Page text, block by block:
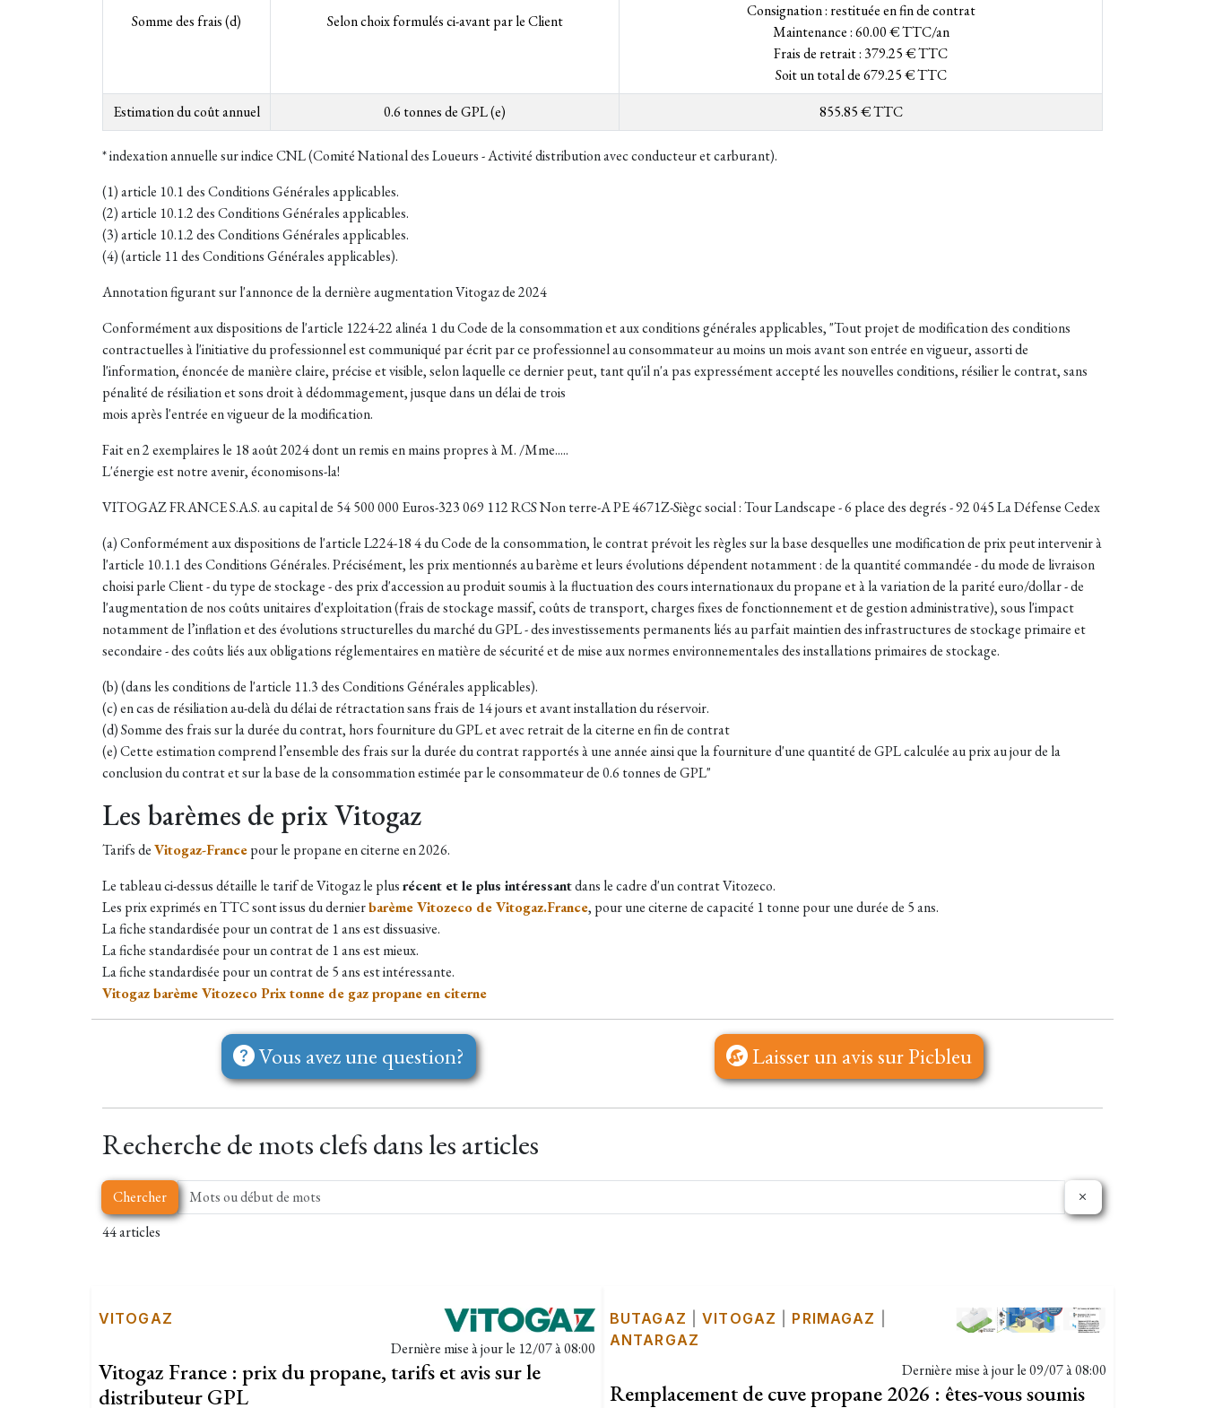
Somme des frais (d) Selon choix formulés ci-avant par le Client
Consignation : restituée en fin de contrat
Maintenance : 60.00 € TTC/an
Frais de retrait : 379.25 € TTC
Soit un total de 679.25 € TTC
Estimation du coût annuel
0.6 tonnes de GPL (e) 855.85 € TTC
* indexation annuelle sur indice CNL (Comité National des Loueurs - Activité distribution avec conducteur et carburant).
(1) article 10.1 des Conditions Générales applicables.
(2) article 10.1.2 des Conditions Générales applicables.
(3) article 10.1.2 des Conditions Générales applicables.
(4) (article 11 des Conditions Générales applicables).
Annotation figurant sur l'annonce de la dernière augmentation Vitogaz de 2024
Conformément aux dispositions de l'article 1224-22 alinéa 1 du Code de la consommation et aux conditions générales applicables, "Tout projet de modification des conditions
contractuelles à l'initiative du professionnel est communiqué par écrit par ce professionnel au consommateur au moins un mois avant son entrée en vigueur, assorti de
l'information, énoncée de manière claire, précise et visible, selon laquelle ce dernier peut, tant qu'il n'a pas expressément accepté les nouvelles conditions, résilier le contrat, sans
pénalité de résiliation et sons droit à dédommagement, jusque dans un délai de trois
mois après l'entrée en vigueur de la modification.
Fait en 2 exemplaires le 18 août 2024 dont un remis en mains propres à M. /Mme.....
L'énergie est notre avenir, économisons-la!
VITOGAZ FRANCE S.A.S. au capital de 54 500 000 Euros-323 069 112 RCS Non terre-A PE 4671Z-Siègc social : Tour Landscape - 6 place des degrés - 92 045 La Défense Cedex
(a) Conformément aux dispositions de l'article L224-18 4 du Code de la consommation, le contrat prévoit les règles sur la base desquelles une modification de prix peut intervenir à
l'article 10.1.1 des Conditions Générales. Précisément, les prix mentionnés au barème et leurs évolutions dépendent notamment : de la quantité commandée - du mode de livraison
choisi parle Client - du type de stockage - des prix d'accession au produit soumis à la fluctuation des cours internationaux du propane et à la variation de la parité euro/dollar - de
l'augmentation de nos coûts unitaires d'exploitation (frais de stockage massif, coûts de transport, charges fixes de fonctionnement et de gestion administrative), sous l'impact
notamment de l’inflation et des évolutions structurelles du marché du GPL - des investissements permanents liés au parfait maintien des infrastructures de stockage primaire et
secondaire - des coûts liés aux obligations réglementaires en matière de sécurité et de mise aux normes environnementales des installations primaires de stockage.
(b) (dans les conditions de l'article 11.3 des Conditions Générales applicables).
(c) en cas de résiliation au-delà du délai de rétractation sans frais de 14 jours et avant installation du réservoir.
(d) Somme des frais sur la durée du contrat, hors fourniture du GPL et avec retrait de la citerne en fin de contrat
(e) Cette estimation comprend l’ensemble des frais sur la durée du contrat rapportés à une année ainsi que la fourniture d'une quantité de GPL calculée au prix au jour de la
conclusion du contrat et sur la base de la consommation estimée par le consommateur de 0.6 tonnes de GPL"
Les barèmes de prix Vitogaz
Tarifs deVitogaz-Francepour le propane en citerne en 2026.
Le tableau ci-dessus détaille le tarif de Vitogaz le plusrécent et le plus intéressantdans le cadre d'un contrat Vitozeco.
Les prix exprimés en TTC sont issus du dernierbarème Vitozeco de Vitogaz.France, pour une citerne de capacité 1 tonne pour une durée de 5 ans.
La fiche standardisée pour un contrat de 1 ans est dissuasive.
La fiche standardisée pour un contrat de 1 ans est mieux.
La fiche standardisée pour un contrat de 5 ans est intéressante.
Vitogaz barème Vitozeco Prix tonne de gaz propane en citerne
Vous avez une question? Laisser un avis sur Picbleu
Recherche de mots clefs dans les articles
Chercher
44 articles
VITOGAZ
Dernière mise à jour le 12/07 à 08:00
Vitogaz France : prix du propane, tarifs et avis sur le
distributeur GPL
BUTAGAZ |VITOGAZ PRIMAGAZ
ANTARGAZ
Dernière mise à jour le09/07 à 08:00
Remplacement de cuve propane 2026 : êtes-vous soumis